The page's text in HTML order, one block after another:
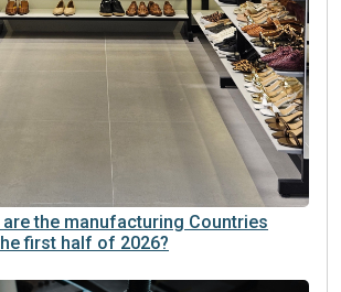
the manufacturing Countries
first half of 2026?